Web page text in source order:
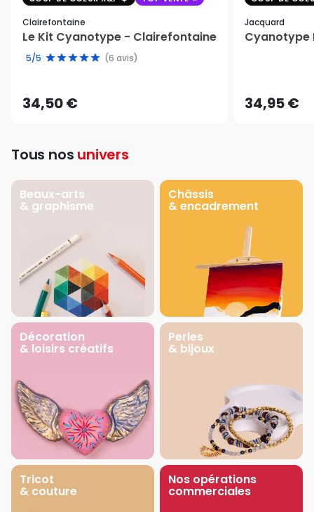
Clairefontaine
Le Kit Cyanotype - Clairefontaine
5/5 (6 avis)
34,50 €
Jacquard
Cyanotype
34,95 €
Tous nos univers
Beaux-arts
& graphisme
Châssis
& encadrement
Décoration
& loisirs créatifs
Perles
& bijoux
Tricot
& couture
Nos opérations
commerciales